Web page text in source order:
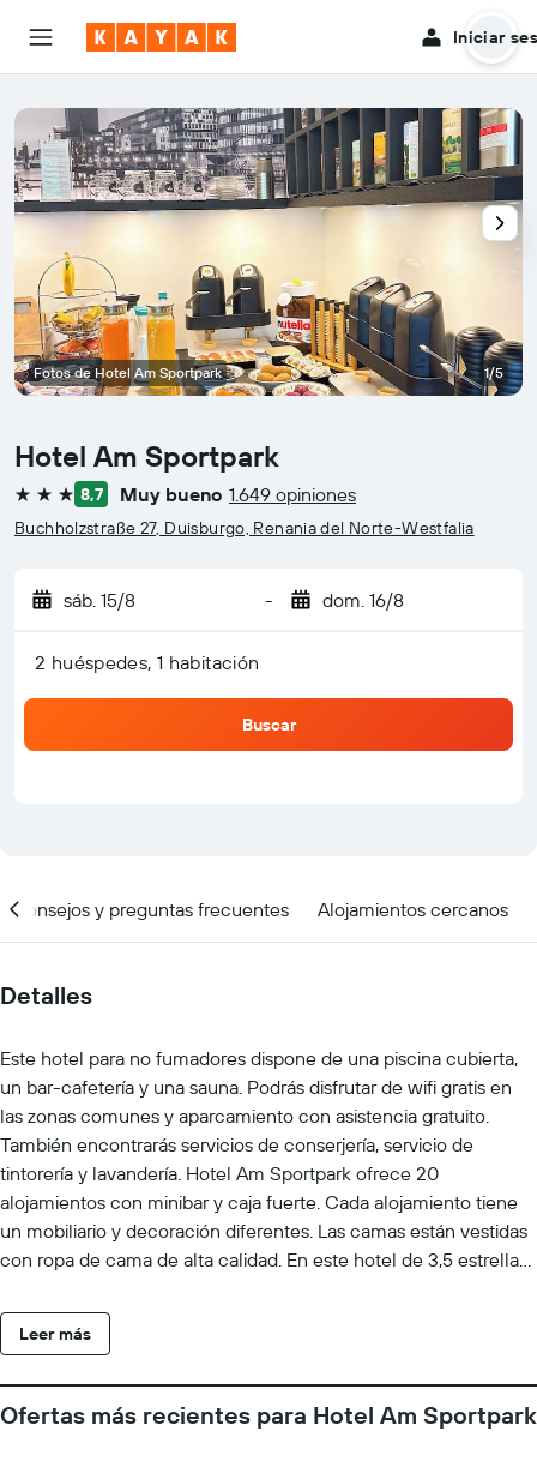
Iniciar
Hotel Am Sportpark
3 estrellas
8,7 Muy bueno 1.649 opiniones
Buchholzstraße 27, Duisburgo, Renania del Norte-Westfalia
sáb. 15/8 - dom. 16/8
2 huéspedes, 1 habitación
Buscar
Fotos de Hotel Am Sportpark 1/5
Consejos y preguntas frecuentes Alojamientos cercanos
Detalles
Este hotel para no fumadores dispone de una piscina cubierta,
un bar-cafetería y una sauna. Podrás disfrutar de wifi gratis en
las zonas comunes y aparcamiento con asistencia gratuito.
También encontrarás servicios de conserjería, servicio de
tintorería y lavandería. Hotel Am Sportpark ofrece 20
alojamientos con minibar y caja fuerte. Cada alojamiento tiene
un mobiliario y decoración diferentes. Las camas están vestidas
con ropa de cama de alta calidad. En este hotel de 3,5 estrellas,
microondas y utensilios de cocina. Los baños están equipados
con ducha con cabezal de ducha tipo lluvia, zapatillas, artículos
Duisburgo ofrece acceso a Internet wifi gratis. Los servicios para
las personas de negocios incluyen teléfono; las llamadas
Leer más
Ofertas más recientes para Hotel Am Sportpark